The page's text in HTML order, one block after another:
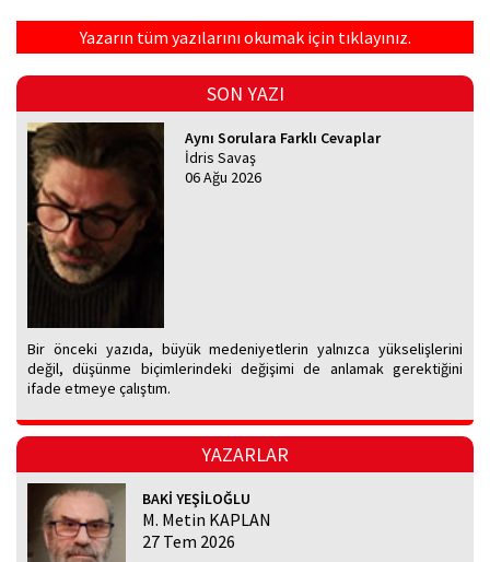
Yazarın tüm yazılarını okumak için tıklayınız.
SON YAZI
Aynı Sorulara Farklı Cevaplar
İdris Savaş
06 Ağu 2026
Bir önceki yazıda, büyük medeniyetlerin yalnızca yükselişlerini
değil, düşünme biçimlerindeki değişimi de anlamak gerektiğini
ifade etmeye çalıştım.
YAZARLAR
BAKİ YEŞİLOĞLU
M. Metin KAPLAN
27 Tem 2026